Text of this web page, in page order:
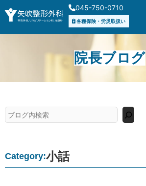
容
ス
045-750-0710
各種保険・労災取扱い
院長ブログ
検
索
Category:小話